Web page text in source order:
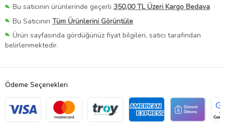
Bu satıcının ürünlerinde geçerli 350,00 TL Üzeri Kargo Bedava
Bu Satıcının Tüm Ürünlerini Görüntüle
Ürün sayfasında gördüğünüz fiyat bilgileri, satıcı tarafından
belirlenmektedir.
Ödeme Seçenekleri